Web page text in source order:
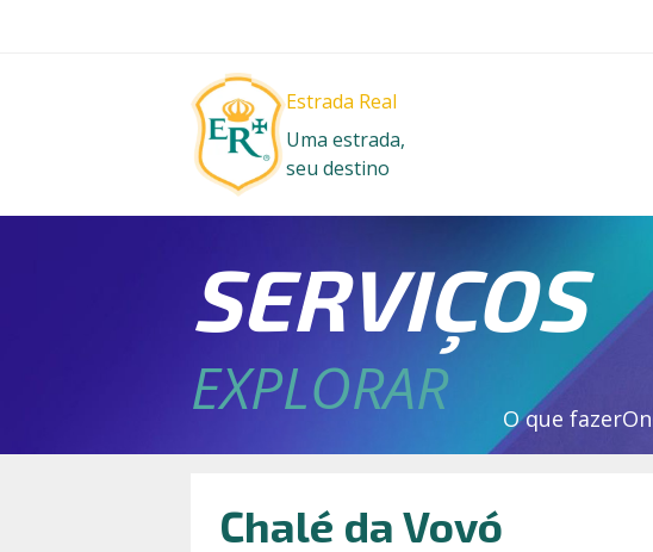
Estrada Real
Uma estrada,
seu destino
SERVIÇOS
EXPLORAR O que fazer
Chalé da Vovó